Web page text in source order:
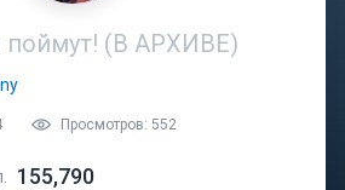
поймут! (В АРХИВЕ)
Просмотров: 552
155,790